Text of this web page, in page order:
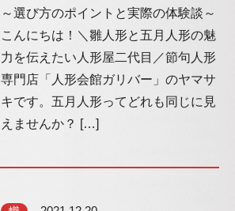
～選び方のポイントと実際の体験談～
こんにちは！＼雛人形と五月人形の魅
力を伝えたい人形屋二代目／節句人形
専門店「人形会館ガリバー」のヤマサ
キです。五月人形ってどれも同じに見
えませんか？ […]